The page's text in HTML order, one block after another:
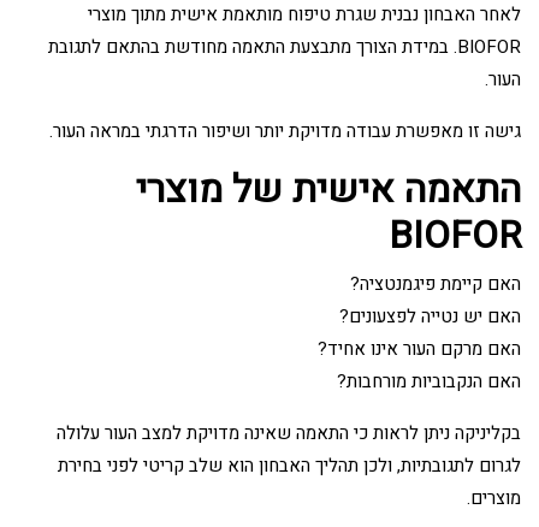
לאחר האבחון נבנית שגרת טיפוח מותאמת אישית מתוך מוצרי
BIOFOR. במידת הצורך מתבצעת התאמה מחודשת בהתאם לתגובת
העור.
גישה זו מאפשרת עבודה מדויקת יותר ושיפור הדרגתי במראה העור.
התאמה אישית של מוצרי
BIOFOR
האם קיימת פיגמנטציה?
האם יש נטייה לפצעונים?
האם מרקם העור אינו אחיד?
האם הנקבוביות מורחבות?
בקליניקה ניתן לראות כי התאמה שאינה מדויקת למצב העור עלולה
לגרום לתגובתיות, ולכן תהליך האבחון הוא שלב קריטי לפני בחירת
מוצרים.